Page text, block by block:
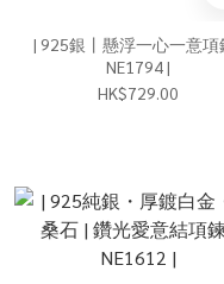
| 925銀丨懸浮一心一意項
NE1794 |
HK$729.00